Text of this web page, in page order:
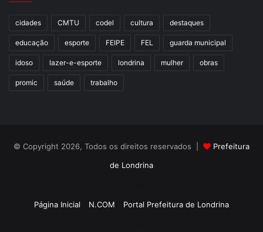
Etiquetas
Programa Municipal de Incentivo à Cultura
promic
cidades CMTU codel cultura destaques
educação esporte FEIPE FEL guarda municipal
idoso lazer-e-esporte londrina mulher obras
promic saúde trabalho
© Copyright 2026, Todos os direitos reservados |
Prefeitura
de Londrina
Página Inicial N.COM Portal Prefeitura de Londrina